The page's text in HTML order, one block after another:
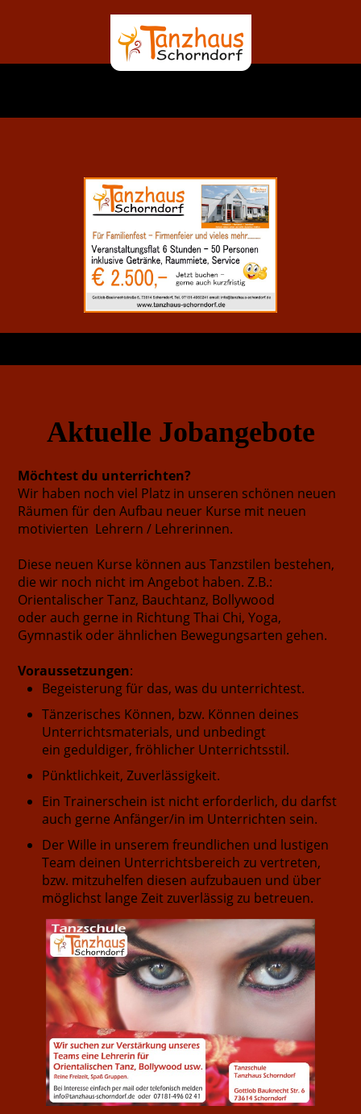
Aktuelle Jobangebote
Möchtest du unterrichten?
Wir haben noch viel Platz in unseren schönen neuen
Räumen für den Aufbau neuer Kurse mit neuen
motivierten Lehrern / Lehrerinnen.
Diese neuen Kurse können aus Tanzstilen bestehen,
die wir noch nicht im Angebot haben. Z.B.:
Orientalischer Tanz, Bauchtanz, Bollywood
oder auch gerne in Richtung Thai Chi, Yoga,
Gymnastik oder ähnlichen Bewegungsarten gehen.
Voraussetzungen:
Begeisterung für das, was du unterrichtest.
Tänzerisches Können, bzw. Können deines
Unterrichtsmaterials, und unbedingt
ein geduldiger, fröhlicher Unterrichtsstil.
Pünktlichkeit, Zuverlässigkeit.
Ein Trainerschein ist nicht erforderlich, du darfst
auch gerne Anfänger/in im Unterrichten sein.
Der Wille in unserem freundlichen und lustigen
Team deinen Unterrichtsbereich zu vertreten,
bzw. mitzuhelfen diesen aufzubauen und über
möglichst lange Zeit zuverlässig zu betreuen.